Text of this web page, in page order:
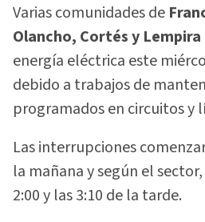
Varias comunidades de
Olancho, Cortés y Lempira
energía eléctrica este
debido a trabajos de
programados en circuitos y
Las interrupciones
la mañana y según el
2:00 y las 3:10 de la tarde.